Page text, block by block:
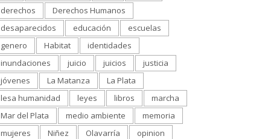
derechos
Derechos Humanos
desaparecidos
educación
escuelas
genero
Habitat
identidades
inundaciones
juicio juicios
justicia
jóvenes
La Matanza
La Plata
lesa humanidad
leyes libros
marcha
Mar del Plata
medio ambiente
memoria
mujeres
Niñez Olavarría
opinion